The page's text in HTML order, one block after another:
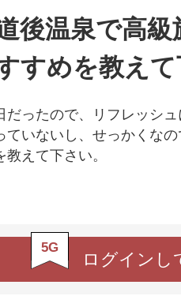
後温泉で高
すめを教えて
だったので、リフレッシ
ていないし、せっかくな
えて下さい。
5G
ログインし